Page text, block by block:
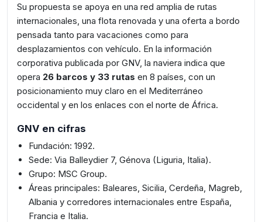
Su propuesta se apoya en una red amplia de rutas
internacionales, una flota renovada y una oferta a bordo
pensada tanto para vacaciones como para
desplazamientos con vehículo. En la información
corporativa publicada por GNV, la naviera indica que
opera 26 barcos y 33 rutas en 8 países, con un
posicionamiento muy claro en el Mediterráneo
occidental y en los enlaces con el norte de África.
GNV en cifras
Fundación: 1992.
Sede: Via Balleydier 7, Génova (Liguria, Italia).
Grupo: MSC Group.
Áreas principales: Baleares, Sicilia, Cerdeña, Magreb,
Albania y corredores internacionales entre España,
Francia e Italia.